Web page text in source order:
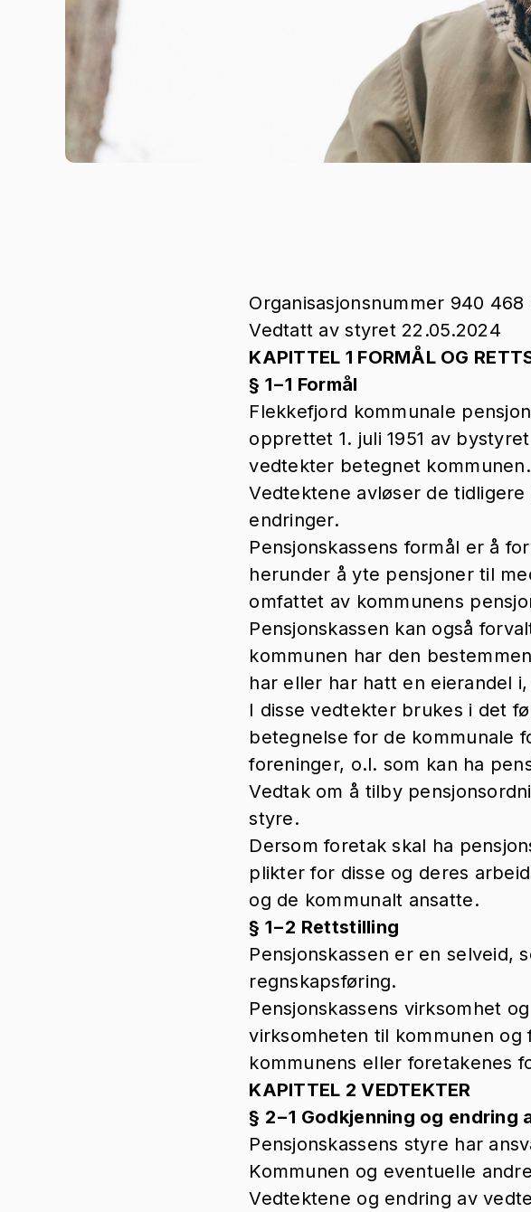
Organisasjonsnummer 940 468
Vedtatt av styret 22.05.2024
KAPITTEL 1 FORMÅL OG
§ 1−1 Formål
Flekkefjord kommunale
opprettet 1. juli 1951 av
vedtekter betegnet
Vedtektene avløser de
endringer.
Pensjonskassens formål er å
herunder å yte pensjoner til
omfattet av kommunens
Pensjonskassen kan også
kommunen har den
har eller har hatt en eierandel
I disse vedtekter brukes i det
betegnelse for de kommunale
foreninger, o.l. som kan ha
Vedtak om å tilby
styre.
Dersom foretak skal ha
plikter for disse og deres
og de kommunalt ansatte.
§ 1−2 Rettstilling
Pensjonskassen er en selveid,
regnskapsføring.
Pensjonskassens virksomhet
virksomheten til kommunen og
kommunens eller foretakenes
KAPITTEL 2 VEDTEKTER
§ 2−1 Godkjenning og endring
Pensjonskassens styre har
Kommunen og eventuelle
Vedtektene og endring av